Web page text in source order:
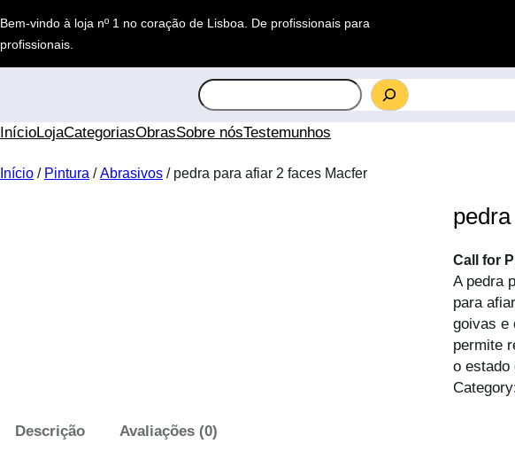
para
o
conteúdo
Bem-vindo à loja nº 1 no coração de Lisboa. De profissionais para
profissionais
S
e
a
c
InícioLojaCategoriasObrasSobre nósTestemunhos
Início / Pintura /Abrasivos / pedra para afiar 2 faces Macfer
Call for
A pedra
para
goivas e
permite
o estado
Descrição Avaliações (0)